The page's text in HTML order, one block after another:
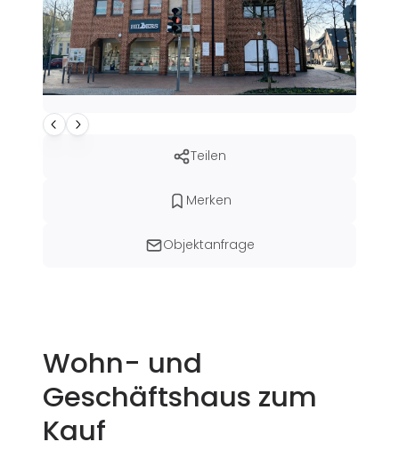
Teilen
Merken
Objektanfrage
Wohn- und
Geschäftshaus zum
Kauf